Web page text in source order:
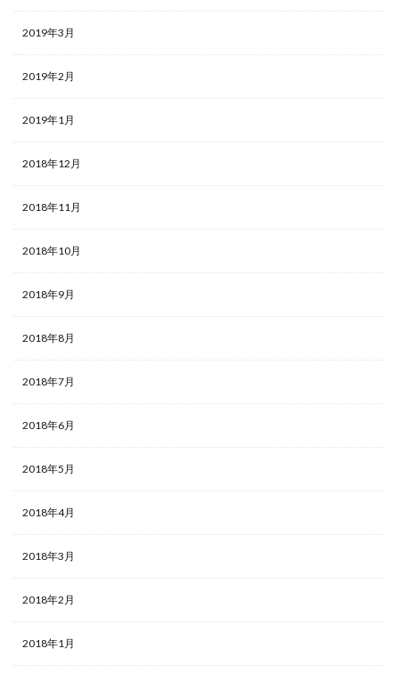
2019年3月
2019年2月
2019年1月
2018年12月
2018年11月
2018年10月
2018年9月
2018年8月
2018年7月
2018年6月
2018年5月
2018年4月
2018年3月
2018年2月
2018年1月